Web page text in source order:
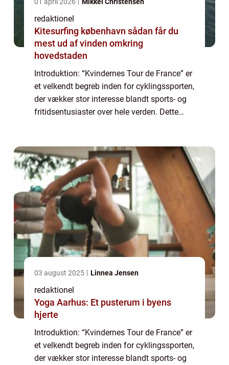
redaktionel
Kitesurfing københavn sådan får du
mest ud af vinden omkring
hovedstaden
Introduktion: “Kvindernes Tour de France” er
et velkendt begreb inden for cyklingssporten,
der vækker stor interesse blandt sports- og
fritidsentusiaster over hele verden. Dette
03 august 2025 Linnea Jensen
redaktionel
Yoga Aarhus: Et pusterum i byens
hjerte
Introduktion: “Kvindernes Tour de France” er
et velkendt begreb inden for cyklingssporten,
der vækker stor interesse blandt sports- og